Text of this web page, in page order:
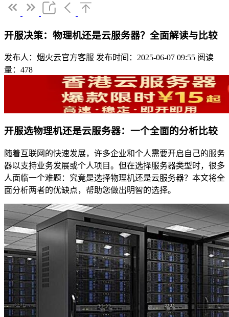
开服决策：物理机还是云服务器？全面解读与比较
发布人：烟火云官方客服 发布时间：2025-06-07 09:55 阅读
量：478
开服选物理机还是云服务器：一个全面的分析比较
随着互联网的快速发展，许多企业和个人需要开启自己的服务
器以支持业务发展或个人项目。但在选择服务器类型时，很多
人面临一个难题：究竟是选择物理机还是云服务器？本文将全
面分析两者的优缺点，帮助您做出明智的选择。